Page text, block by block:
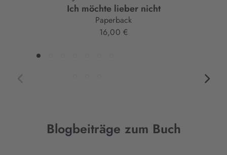
Ich möchte lieber nicht
Paperback
16,00 €
Blogbeiträge zum Buch